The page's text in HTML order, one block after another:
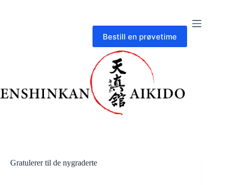
Bestill en prøvetime
Gratulerer til de nygraderte